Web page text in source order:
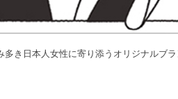
多き日本人女性に寄り添うオリジナルブ